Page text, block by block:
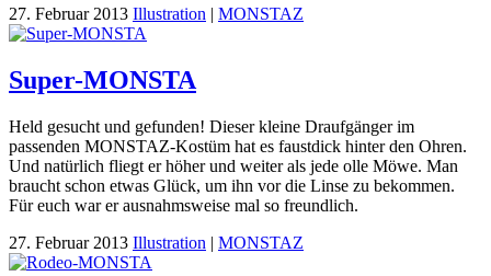
27. Februar 2013 Illustration | MONSTAZ
Super-MONSTA
Held gesucht und gefunden! Dieser kleine Draufgänger im
passenden MONSTAZ-Kostüm hat es faustdick hinter den Ohren.
Und natürlich fliegt er höher und weiter als jede olle Möwe. Man
braucht schon etwas Glück, um ihn vor die Linse zu bekommen.
Für euch war er ausnahmsweise mal so freundlich.
27. Februar 2013 Illustration | MONSTAZ